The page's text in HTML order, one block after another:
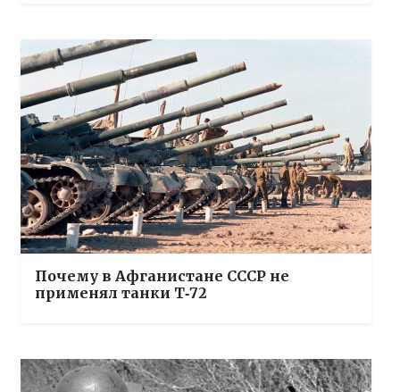
Почему в Афганистане СССР не
применял танки Т‑72